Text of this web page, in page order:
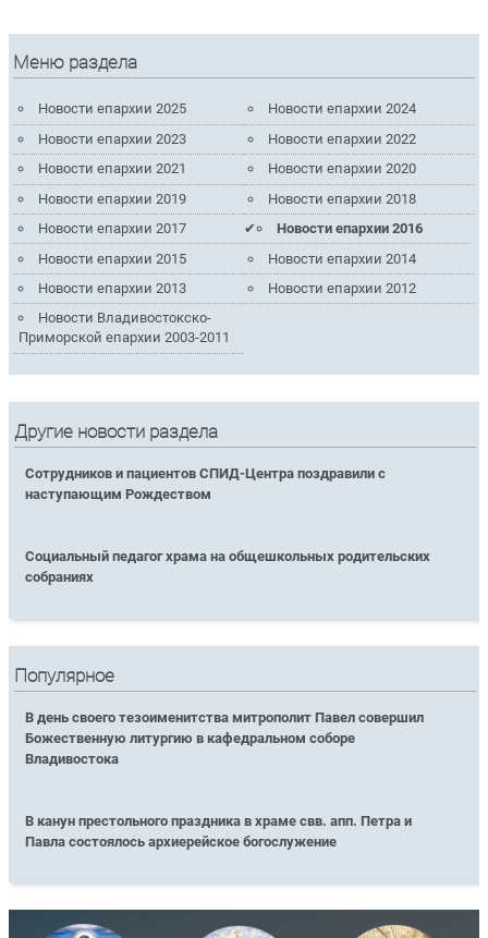
Меню раздела
Новости епархии 2025
Новости епархии 2024
Новости епархии 2023
Новости епархии 2022
Новости епархии 2021
Новости епархии 2020
Новости епархии 2019
Новости епархии 2018
Новости епархии 2017
Новости епархии 2016
Новости епархии 2015
Новости епархии 2014
Новости епархии 2013
Новости епархии 2012
Новости Владивостокско-
Приморской епархии 2003-2011
Другие новости раздела
Сотрудников и пациентов СПИД-Центра поздравили с
наступающим Рождеством
Социальный педагог храма на общешкольных родительских
собраниях
Популярное
В день своего тезоименитства митрополит Павел совершил
Божественную литургию в кафедральном соборе
Владивостока
В канун престольного праздника в храме свв. апп. Петра и
Павла состоялось архиерейское богослужение